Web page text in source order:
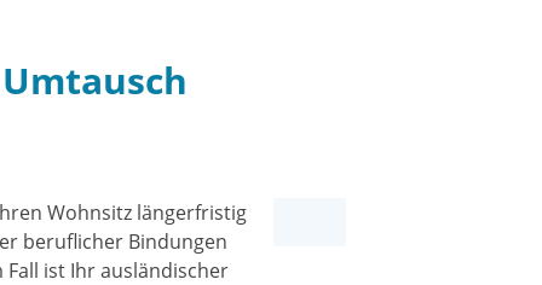
Wohnsitz längerfristig
beruflicher Bindungen
Fall ist Ihr ausländischer